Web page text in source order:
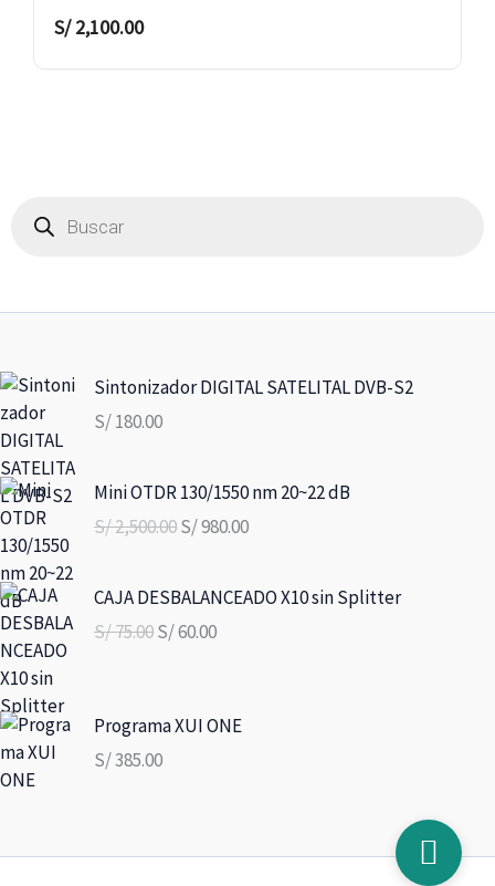
S/2,100.00
productos
Sintonizador DIGITAL SATELITAL DVB-S2
S/180.00
Mini OTDR 130/1550 nm 20~22 dB
S/2,500.00
El
precio
original
S/ 2,500.00.
S/980.00actual
S/ 980.00.
CAJA DESBALANCEADO X10 sin Splitter
S/75.00
El
original
S/60.00
El
actual
Programa XUI ONE
S/385.00